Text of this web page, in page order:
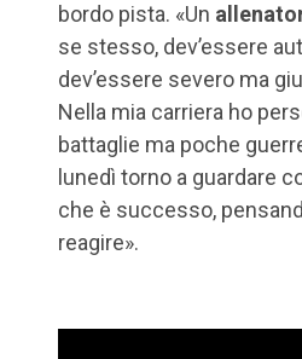
bordo pista. «Un
se stesso, dev’essere
dev’essere severo ma
Nella mia carriera ho
battaglie ma poche
lunedì torno a guardare
che è successo,
reagire».